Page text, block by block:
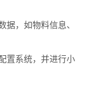
，如物料信息、
系统，并进行小